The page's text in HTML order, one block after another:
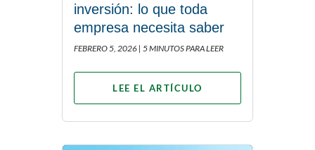
inversión: lo que toda
empresa necesita saber
FEBRERO 5, 2026 | 5 MINUTOS PARA LEER
LEE EL ARTÍCULO